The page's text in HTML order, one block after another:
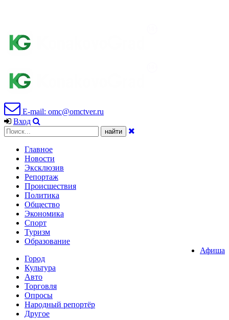
E-mail: omc@omctver.ru
Вход
Главное
Новости
Эксклюзив
Репортаж
Происшествия
Политика
Общество
Экономика
Спорт
Туризм
Образование
Афиша
Город
Культура
Авто
Торговля
Опросы
Народный репортёр
Другое